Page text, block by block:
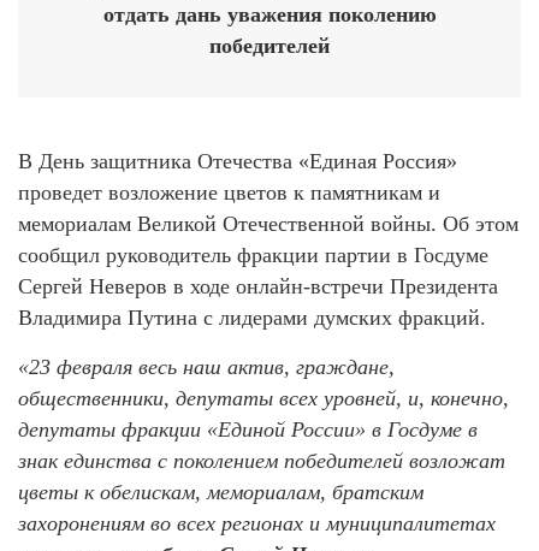
отдать дань уважения поколению
победителей
В День защитника Отечества «Единая Россия»
проведет возложение цветов к памятникам и
мемориалам Великой Отечественной войны. Об этом
сообщил руководитель фракции партии в Госдуме
Сергей Неверов в ходе онлайн-встречи Президента
Владимира Путина с лидерами думских фракций.
«23 февраля весь наш актив, граждане,
общественники, депутаты всех уровней, и, конечно,
депутаты фракции «Единой России» в Госдуме в
знак единства с поколением победителей возложат
цветы к обелискам, мемориалам, братским
захоронениям во всех регионах и муниципалитетах